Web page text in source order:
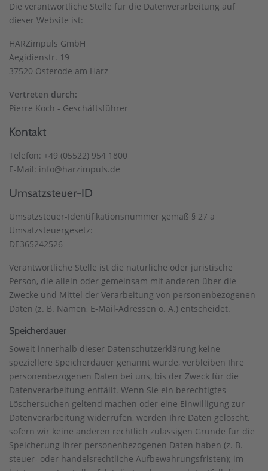
Die verantwortliche Stelle für die Datenverarbeitung auf
dieser Website ist:
HARZimpuls GmbH
Aegidienstr. 19
37520 Osterode am Harz
Vertreten durch:
Pierre Koch - Geschäftsführer
Kontakt
Telefon: +49 (05522) 954 1800
E-Mail: info@harzimpuls.de
Umsatzsteuer-ID
Umsatzsteuer-Identifikationsnummer gemäß § 27 a
Umsatzsteuergesetz:
DE365242526
Verantwortliche Stelle ist die natürliche oder juristische
Person, die allein oder gemeinsam mit anderen über die
Zwecke und Mittel der Verarbeitung von personenbezogenen
Daten (z. B. Namen, E-Mail-Adressen o. Ä.) entscheidet.
Speicherdauer
Soweit innerhalb dieser Datenschutzerklärung keine
speziellere Speicherdauer genannt wurde, verbleiben Ihre
personenbezogenen Daten bei uns, bis der Zweck für die
Datenverarbeitung entfällt. Wenn Sie ein berechtigtes
Löschersuchen geltend machen oder eine Einwilligung zur
Datenverarbeitung widerrufen, werden Ihre Daten gelöscht,
sofern wir keine anderen rechtlich zulässigen Gründe für die
Speicherung Ihrer personenbezogenen Daten haben (z. B.
steuer- oder handelsrechtliche Aufbewahrungsfristen); im